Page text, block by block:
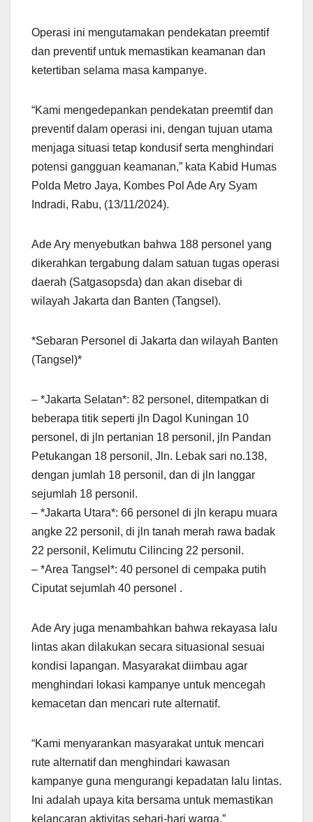
Operasi ini mengutamakan pendekatan preemtif
dan preventif untuk memastikan keamanan dan
ketertiban selama masa kampanye.
“Kami mengedepankan pendekatan preemtif dan
preventif dalam operasi ini, dengan tujuan utama
menjaga situasi tetap kondusif serta menghindari
potensi gangguan keamanan,” kata Kabid Humas
Polda Metro Jaya, Kombes Pol Ade Ary Syam
Indradi, Rabu, (13/11/2024).
Ade Ary menyebutkan bahwa 188 personel yang
dikerahkan tergabung dalam satuan tugas operasi
daerah (Satgasopsda) dan akan disebar di
wilayah Jakarta dan Banten (Tangsel).
*Sebaran Personel di Jakarta dan wilayah Banten
(Tangsel)*
– *Jakarta Selatan*: 82 personel, ditempatkan di
beberapa titik seperti jln Dagol Kuningan 10
personel, di jln pertanian 18 personil, jln Pandan
Petukangan 18 personil, Jln. Lebak sari no.138,
dengan jumlah 18 personil, dan di jln langgar
sejumlah 18 personil.
– *Jakarta Utara*: 66 personel di jln kerapu muara
angke 22 personil, di jln tanah merah rawa badak
22 personil, Kelimutu Cilincing 22 personil.
– *Area Tangsel*: 40 personel di cempaka putih
Ciputat sejumlah 40 personel .
Ade Ary juga menambahkan bahwa rekayasa lalu
lintas akan dilakukan secara situasional sesuai
kondisi lapangan. Masyarakat diimbau agar
menghindari lokasi kampanye untuk mencegah
kemacetan dan mencari rute alternatif.
“Kami menyarankan masyarakat untuk mencari
rute alternatif dan menghindari kawasan
kampanye guna mengurangi kepadatan lalu lintas.
Ini adalah upaya kita bersama untuk memastikan
kelancaran aktivitas sehari-hari warga,”